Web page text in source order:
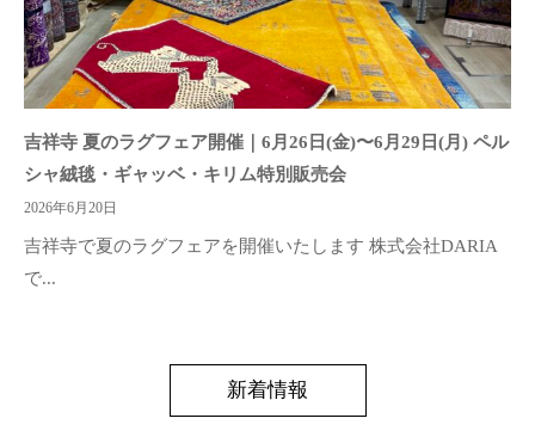
吉祥寺 夏のラグフェア開催｜6月26日(金)〜6月29日(月) ペル
シャ絨毯・ギャッベ・キリム特別販売会
2026年6月20日
吉祥寺で夏のラグフェアを開催いたします 株式会社DARIA
で...
新着情報